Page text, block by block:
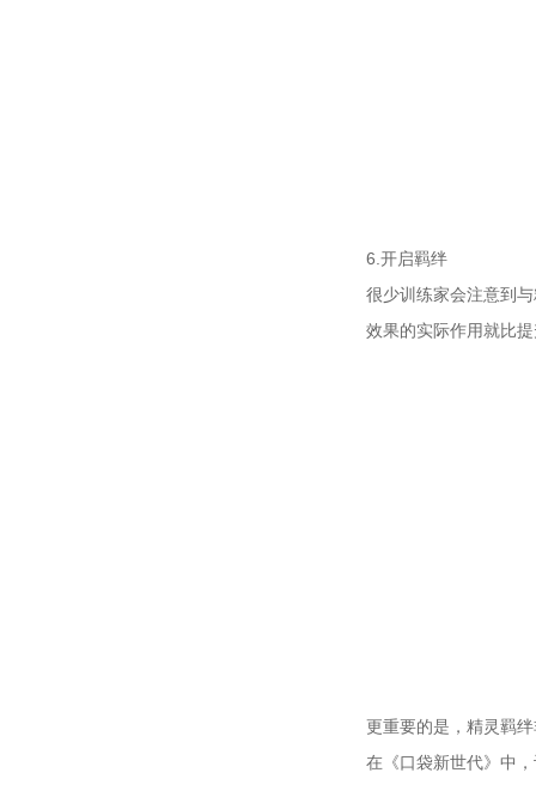
6.开启羁绊
很少训练家会注意到
效果的实际作用就比
更重要的是，精灵羁
在《口袋新世代》中